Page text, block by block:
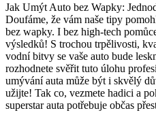
Jak Umýt Auto bez Wapky:
Doufáme, že vám naše tipy
bez wapky. I bez high-tech
výsledků! S trochou trpělivosti,
vodní bitvy se vaše auto bude
rozhodnete svěřit tuto úlohu
umývání auta může být i skvělý
užijte! Tak co, vezmete hadici a
superstar auta potřebuje občas